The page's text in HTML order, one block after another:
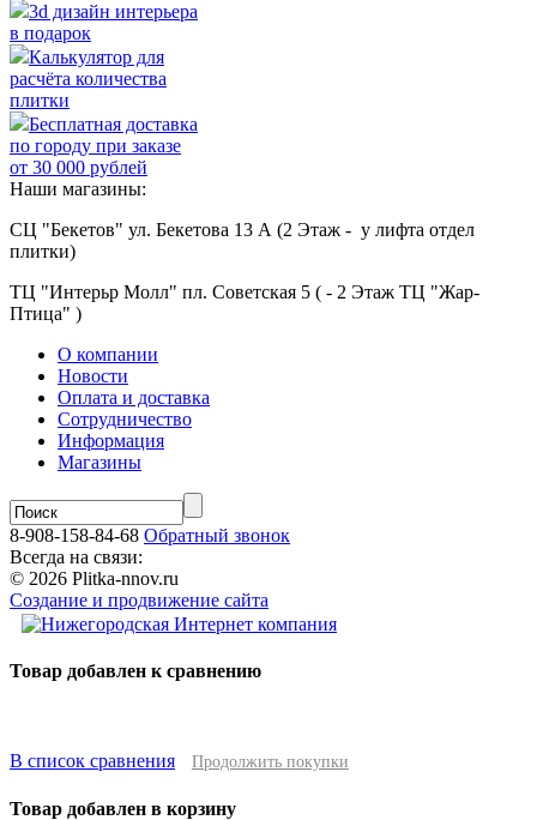
3d дизайн интерьера
в подарок
Калькулятор для
расчёта количества
плитки
Бесплатная доставка
по городу при заказе
от 30 000 рублей
Наши магазины:
СЦ "Бекетов" ул. Бекетова 13 А (2 Этаж - у лифта отдел
плитки)
ТЦ "Интерьр Молл" пл. Советская 5 ( - 2 Этаж ТЦ "Жар-
Птица" )
О компании
Новости
Оплата и доставка
Сотрудничество
Информация
Магазины
8-908-158-84-68 Обратный звонок
Всегда на связи:
© 2026 Plitka-nnov.ru
Создание и продвижение сайта
Товар добавлен к сравнению
В список сравнения Продолжить покупки
Товар добавлен в корзину